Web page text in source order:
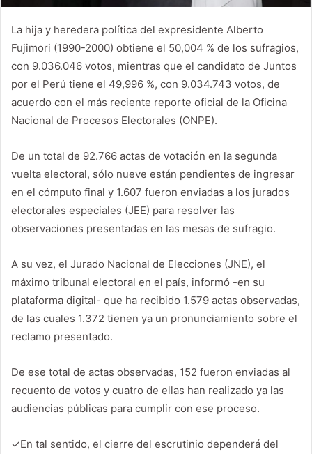
La hija y heredera política del expresidente Alberto
Fujimori (1990-2000) obtiene el 50,004 % de los sufragios,
con 9.036.046 votos, mientras que el candidato de Juntos
por el Perú tiene el 49,996 %, con 9.034.743 votos, de
acuerdo con el más reciente reporte oficial de la Oficina
Nacional de Procesos Electorales (ONPE).
De un total de 92.766 actas de votación en la segunda
vuelta electoral, sólo nueve están pendientes de ingresar
en el cómputo final y 1.607 fueron enviadas a los jurados
electorales especiales (JEE) para resolver las
observaciones presentadas en las mesas de sufragio.
A su vez, el Jurado Nacional de Elecciones (JNE), el
máximo tribunal electoral en el país, informó -en su
plataforma digital- que ha recibido 1.579 actas observadas,
de las cuales 1.372 tienen ya un pronunciamiento sobre el
reclamo presentado.
De ese total de actas observadas, 152 fueron enviadas al
recuento de votos y cuatro de ellas han realizado ya las
audiencias públicas para cumplir con ese proceso.
✓En tal sentido, el cierre del escrutinio dependerá del